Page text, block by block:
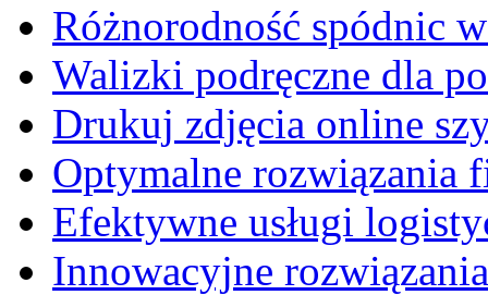
Różnorodność spódnic
Walizki podręczne dla
Drukuj zdjęcia online
Optymalne rozwiązania
Efektywne usługi
Innowacyjne